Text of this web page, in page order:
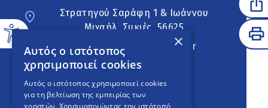
Στρατηγού Σαράφη 1 & Ιωάννου
Μιχαήλ, Συκιές, 56625
neapoli.sykies@ddt.gov.gr
Ακολουθήστε
×
Αυτός ο ιστότοπος
χρησιμοποιεί cookies
Αυτός ο ιστότοπος χρησιμοποιεί cookies
για τη βελτίωση της εμπειρίας των
χρηστών. Χρησιμοποιώντας τον ιστότοπό